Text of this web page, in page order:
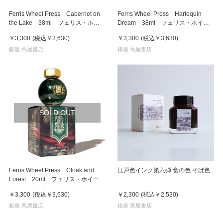
Ferris Wheel Press Cabernet on
the Lake 38ml フェリス・ホイ
￥3,300 (税込 ￥3,630)
銀座 蔦屋書店
Ferris Wheel Press Harlequin
Dream 38ml フェリス・ホイー
￥3,300 (税込 ￥3,630)
銀座 蔦屋書店
SOLD OUT
Ferris Wheel Press Cloak and
Forest 20ml フェリス・ホイー
￥3,300 (税込 ￥3,630)
銀座 蔦屋書店
江戸色インク第六弾 食の色 そば色
￥2,300 (税込 ￥2,530)
銀座 蔦屋書店